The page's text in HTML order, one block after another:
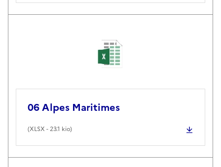
06 Alpes Maritimes
(XLSX - 23.1 kio)